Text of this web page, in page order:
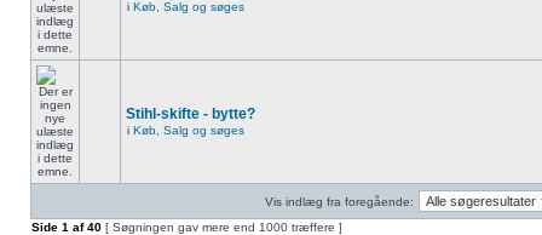
i Køb, Salg og søges
Stihl-skifte - bytte?
i Køb, Salg og søges
Vis indlæg fra foregående:
Side 1 af40 [ Søgningen gav mere end 1000 træffere ]